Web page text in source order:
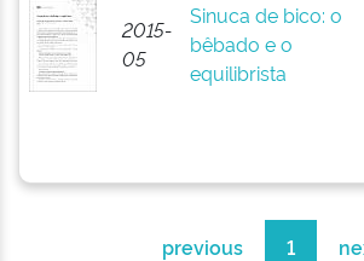
2015-
05
Sinuca de bico: o
bêbado e o
equilibrista
previous 1